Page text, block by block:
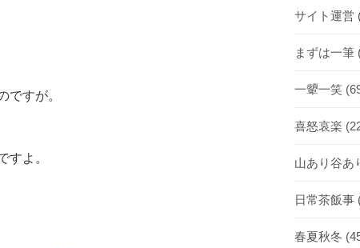
ですが。
すよ。
サイト運営
まずは一筆
一顰一笑
喜怒哀楽
山あり谷あ
日常茶飯事
春夏秋冬